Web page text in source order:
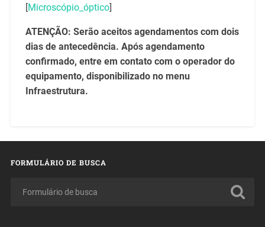
[Microscópio_óptico]
ATENÇÃO: Serão aceitos agendamentos com dois
dias de antecedência. Após agendamento
confirmado, entre em contato com o operador do
equipamento, disponibilizado no menu
Infraestrutura.
FORMULÁRIO DE BUSCA